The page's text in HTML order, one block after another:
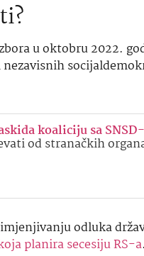
u oktobru 2022.
koaliciju sa
od stranačkih
odluka
planira secesiju RS-a.